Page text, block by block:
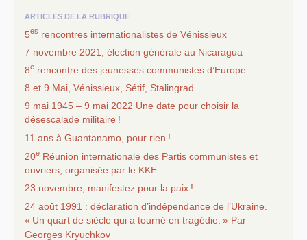
ARTICLES DE LA RUBRIQUE
5es rencontres internationalistes de Vénissieux
7 novembre 2021, élection générale au Nicaragua
8e rencontre des jeunesses communistes d’Europe
8 et 9 Mai, Vénissieux, Sétif, Stalingrad
9 mai 1945 – 9 mai 2022 Une date pour choisir la
désescalade militaire !
11 ans à Guantanamo, pour rien !
20e Réunion internationale des Partis communistes et
ouvriers, organisée par le KKE
23 novembre, manifestez pour la paix !
24 août 1991 : déclaration d’indépendance de l’Ukraine.
« Un quart de siècle qui a tourné en tragédie. » Par
Georges Kryuchkov